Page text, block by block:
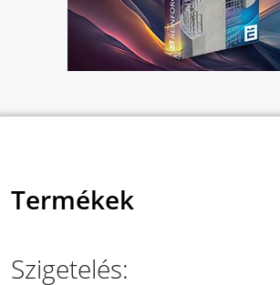
Termékek
Szigetelés: